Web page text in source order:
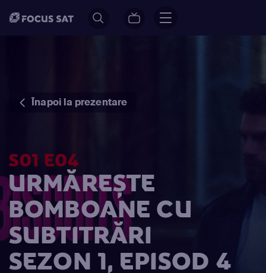
Înapoi la prezentare
S01 E04
URMĂREȘTE
BOMBOANE CU
SUBTITRĂRI
SEZON 1, EPISOD 4